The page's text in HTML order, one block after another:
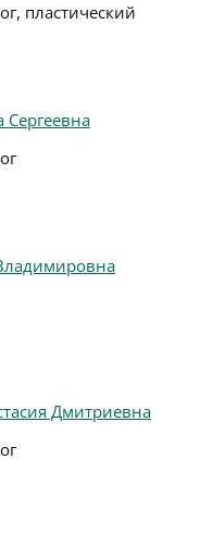
пластический
Дмитриевна